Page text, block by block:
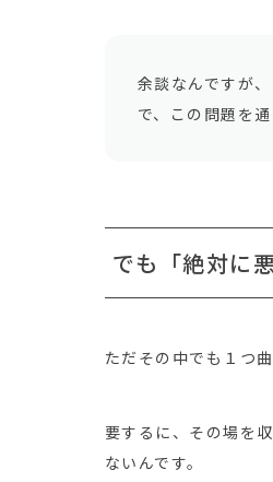
余談なんですが
で、この問題を
でも「絶対に
ただその中でも１つ
要するに、その場を
ないんです。